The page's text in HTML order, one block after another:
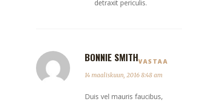
detraxit periculis.
BONNIE SMITHVASTAA
14 maaliskuun, 2016 8:48 am
Duis vel mauris faucibus,